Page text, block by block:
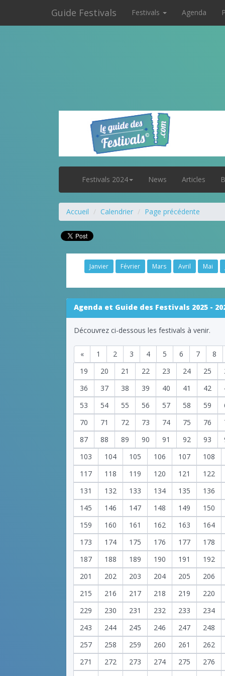
Guide Festivals Festivals Agenda
Festivals 2024 News Articles
Accueil Calendrier Page précédente
Janvier Février Mars Avril Mai
Agenda et Guide des Festivals 2025 -
Découvrez ci-dessous les festivals à venir.
« 1 2 3 4 5 6 7
8
19
20 21 22 23 24 25
36
37 38 39 40 41 42
53
54 55 56 57 58 59
70
71 72 73 74 75 76
87
88 89 90 91 92 93
103
104 105 106 107
108
117
118 119 120 121
122
131
132 133 134 135
136
145
146 147 148 149
150
159
160 161 162 163
164
173
174 175 176 177
178
187
188 189 190 191
192
201
202 203 204 205
206
215
216 217 218 219
220
229
230 231 232 233
234
243
244 245 246 247
248
257
258 259 260 261
262
271
272 273 274 275
276